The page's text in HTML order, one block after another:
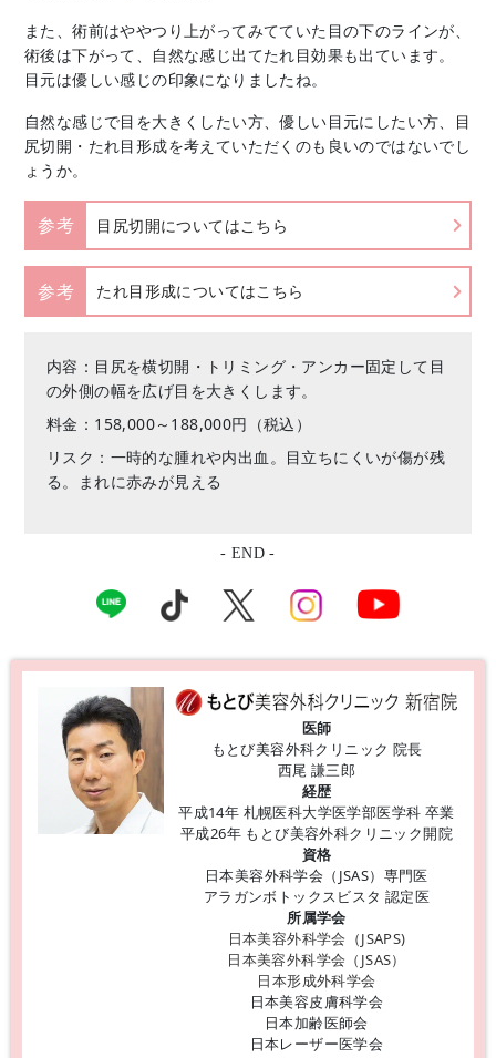
また、術前はややつり上がってみてていた目の下のラインが、
術後は下がって、自然な感じ出てたれ目効果も出ています。
目元は優しい感じの印象になりましたね。
自然な感じで目を大きくしたい方、優しい目元にしたい方、目
尻切開・たれ目形成を考えていただくのも良いのではないでし
ょうか。
参考 目尻切開についてはこちら
参考 たれ目形成についてはこちら
内容：目尻を横切開・トリミング・アンカー固定して目
の外側の幅を広げ目を大きくします。
料金：158,000～188,000円（税込）
リスク：一時的な腫れや内出血。目立ちにくいが傷が残
る。まれに赤みが見える
- END -
医師
もとび美容外科クリニック 院長
西尾 謙三郎
経歴
平成14年 札幌医科大学医学部医学科 卒業
平成26年 もとび美容外科クリニック開院
資格
日本美容外科学会（JSAS）専門医
アラガンボトックスビスタ 認定医
所属学会
日本美容外科学会（JSAPS)
日本美容外科学会（JSAS）
日本形成外科学会
日本美容皮膚科学会
日本加齢医師会
日本レーザー医学会